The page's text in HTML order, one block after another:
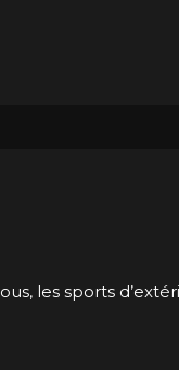
les sports